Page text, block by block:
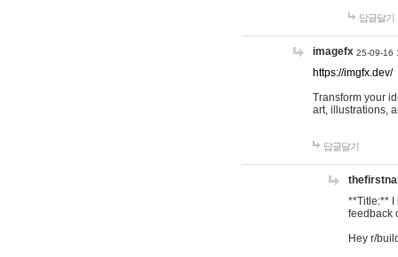
답글달기
imagefx 25-09-16
https://imgfx.dev/
Transform your
art, illustrations,
답글달기
**Title:** I
feedback
Hey r/